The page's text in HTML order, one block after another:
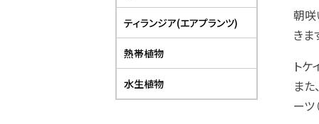
朝咲
きま
ト
ま
ーツ
ティランジア(エアプランツ)
熱帯植物
水生植物